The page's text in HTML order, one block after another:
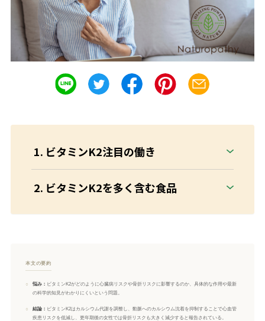
ビタミンK2注目の働き
ビタミンK2を多く含む食品
本文の要約
○ 悩み： ビタミンK2がどのように心臓病リスクや骨折リスクに影響するのか、具体的な作用や最新
の科学的知見がわかりにくいという問題。
○ 結論： ビタミンK2はカルシウム代謝を調整し、動脈へのカルシウム沈着を抑制することで心血管
疾患リスクを低減し、更年期後の女性では骨折リスクも大きく減少すると報告されている。